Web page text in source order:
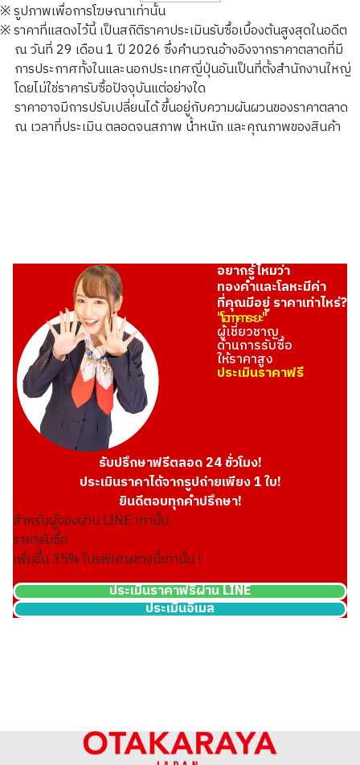
24K gold (K24) sake set
349.6g
ราคารับซื้ออ้างอิง
THB 167,857.06
※ รูปภาพเพื่อการโฆษณาเท่านั้น
※ ราคาที่แสดงไว้นี้ เป็นสถิติราคาประเมินรับซื้อเบื้องต้นสูงสุดในอดีต
ณ วันที่ 29 เดือน 1 ปี 2026 ซึ่งคำนวณอ้างอิงจากราคาตลาดที่มี
การประกาศทั้งในและนอกประเทศญี่ปุ่นอันเป็นที่ตั้งสำนักงานใหญ่
โดยไม่ใช่ราคารับซื้อปัจจุบันแต่อย่างใด
ราคาอาจมีการปรับเปลี่ยนได้ ขึ้นอยู่กับความผันผวนของราคาตลาด
ณ เวลาที่ประเมิน ตลอดจนสภาพ น้ำหนัก และคุณภาพของสินค้า
อยากรู้ไหมว่า
ทองคำและโลหะมีค่า
ที่คุณมีอยู่ ราคาเท่าไหร่?
"โอทาคาระยะ"
ผู้เชี่ยวชาญ
ด้านการรับซื้อ
ให้ราคาสูง
ประเมินราคาฟรี
รับปรึกษาฟรีตลอด 24 ชั่วโมง!
ประเมินราคาได้จากรูปถ่ายเพียง 1 ใบ!
ยินดีตอบทุกคำปรึกษา!
สำหรับผู้จองผ่าน LINE เท่านั้น
ราคารับซื้อ
เพิ่มขึ้น35% โปรพิเศษช่วงนี้เท่านั้น !
ประเมินราคาฟรีผ่าน LINE
ประเมินอีเมล